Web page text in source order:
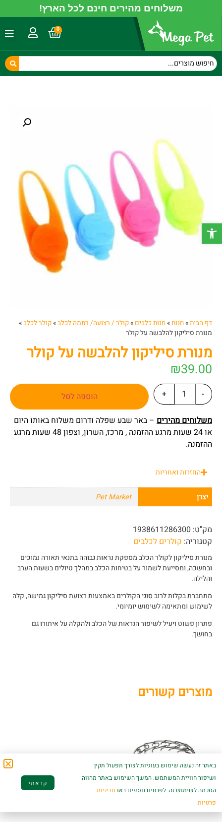
פתח סרגל נגישות
משלוחים מהירים חינם לכל הארץ!
0
דף הבית»חנות»חנות כלבים »קולר / רצועה/ רתמה לכלב»קולר לכלב»
מנורת סיליקון להלבשה על קולר
מנורת סיליקון להלבשה על קולר
₪39.00
-
+
הוספה לסל
משלוחים מהירים – באר שבע שפלה ודרום משלוח באותו היום
או 24 שעות מרגע ההזמנה , מרכז, השרון, וצפון 48 שעות מרגע
ההזמנה.
החזרות ואחריות
יצרן Pet Market
מק"ט: 1938611286300
קטגוריה: קולרים לכלבים
מנורת סיליקון לקולר הכלב מספקת נראות גבוהה בתנאי תאורה נמוכים
ובחשכה, ומסייעת לשמור על בטיחות הכלב במהלך טיולים בשעות הערב
והלילה.
מתחברת בקלות לרוב סוגי הקולרים באמצעות רצועת סיליקון גמישה, קלה
לשימוש ומתאימה לשימוש יומיומי.
פתרון פשוט ויעיל לשיפור הנראות של הכלב ולהקלה על איתורו גם
בחושך.
מוצרים קשורים
באתר זה נעשה שימוש בעוגיות לצורך תפעול תקין
ושיפור חוויית המשתמש. המשך השימוש באתר מהווה
הסכמה לשימוש זה. לפרטים נוספים ראו מדיניות
פרטיות.
קראתי